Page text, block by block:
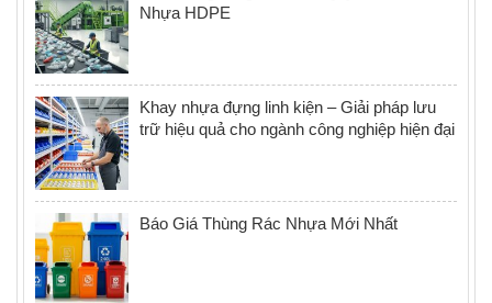
Nhựa HDPE
Khay nhựa đựng linh kiện – Giải pháp lưu
trữ hiệu quả cho ngành công nghiệp hiện đại
Báo Giá Thùng Rác Nhựa Mới Nhất